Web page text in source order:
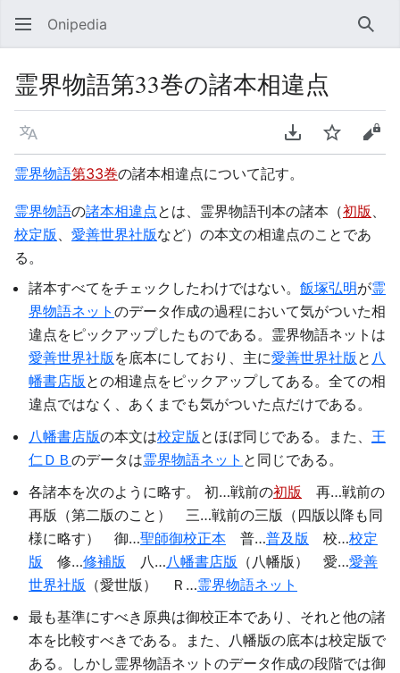
Onipedia 検索
霊界物語第33巻の諸本相違点
言語 PDFをダウンロ
ウォッチソ
霊界物語第33巻の諸本相違点について記す。
霊界物語の諸本相違点とは、霊界物語刊本の諸本（初版 、
校定版 、 愛善世界社版など）の本文の相違点のことであ
る。
諸本すべてをチェックしたわけではない。 飯塚弘明が霊
界物語ネット のデータ作成の過程において気がついた相
違点をピックアップしたものである。霊界物語ネットは
愛善世界社版 を底本にしており、主に愛善世界社版 と 八
幡書店版 との相違点をピックアップしてある。全ての相
違点ではなく、あくまでも気がついた点だけである。
八幡書店版の本文は校定版 とほぼ同じである。また、 王
仁ＤＢ のデータは霊界物語ネット と同じである。
各諸本を次のように略す。 初…戦前の初版 再…戦前の
再版（第二版のこと） 三…戦前の三版（四版以降も同
様に略す） 御…聖師御校正本 普…普及版 校…校定
版 修…修補版 八…八幡書店版 （八幡版） 愛…愛善
世界社版 （愛世版） Ｒ…霊界物語ネット
最も基準にすべき原典は御校正本であり、それと他の諸
本を比較すべきである。また、八幡版の底本は校定版で
ある。しかし霊界物語ネットのデータ作成の段階では御